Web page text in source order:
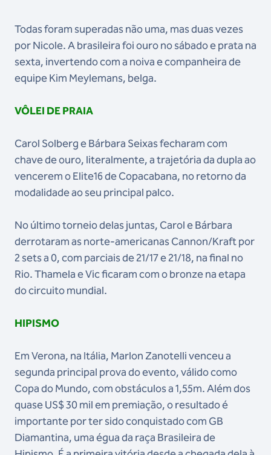
Todas foram superadas não uma, mas duas vezes
por Nicole. A brasileira foi ouro no sábado e prata na
sexta, invertendo com a noiva e companheira de
equipe Kim Meylemans, belga.
VÔLEI DE PRAIA
Carol Solberg e Bárbara Seixas fecharam com
chave de ouro, literalmente, a trajetória da dupla ao
vencerem o Elite16 de Copacabana, no retorno da
modalidade ao seu principal palco.
No último torneio delas juntas, Carol e Bárbara
derrotaram as norte-americanas Cannon/Kraft por
2 sets a 0, com parciais de 21/17 e 21/18, na final no
Rio. Thamela e Vic ficaram com o bronze na etapa
do circuito mundial.
HIPISMO
Em Verona, na Itália, Marlon Zanotelli venceu a
segunda principal prova do evento, válido como
Copa do Mundo, com obstáculos a 1,55m. Além dos
quase US$ 30 mil em premiação, o resultado é
importante por ter sido conquistado com GB
Diamantina, uma égua da raça Brasileira de